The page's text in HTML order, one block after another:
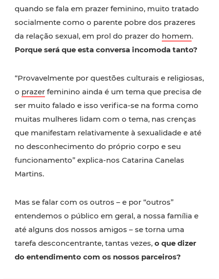
quando se fala em prazer feminino, muito tratado
socialmente como o parente pobre dos prazeres
da relação sexual, em prol do prazer do homem.
Porque será que esta conversa incomoda tanto?
“Provavelmente por questões culturais e religiosas,
o prazer feminino ainda é um tema que precisa de
ser muito falado e isso verifica-se na forma como
muitas mulheres lidam com o tema, nas crenças
que manifestam relativamente à sexualidade e até
no desconhecimento do próprio corpo e seu
funcionamento” explica-nos Catarina Canelas
Martins.
Mas se falar com os outros – e por “outros”
entendemos o público em geral, a nossa família e
até alguns dos nossos amigos – se torna uma
tarefa desconcentrante, tantas vezes, o que dizer
do entendimento com os nossos parceiros?